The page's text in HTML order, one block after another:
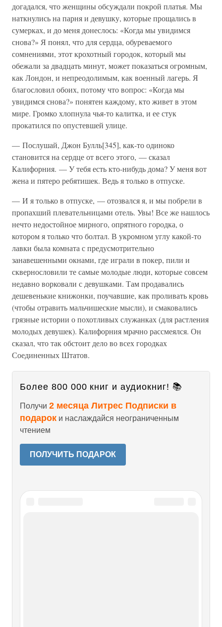
догадался, что женщины обсуждали покрой платья. Мы
наткнулись на парня и девушку, которые прощались в
сумерках, и до меня донеслось: «Когда мы увидимся
снова?» Я понял, что для сердца, обуреваемого
сомнениями, этот крохотный городок, который мы
обежали за двадцать минут, может показаться огромным,
как Лондон, и непреодолимым, как военный лагерь. Я
благословил обоих, потому что вопрос: «Когда мы
увидимся снова?» понятен каждому, кто живет в этом
мире. Громко хлопнула чья-то калитка, и ее стук
прокатился по опустевшей улице.
— Послушай, Джон Булль[345], как-то одиноко
становится на сердце от всего этого, — сказал
Калифорния. — У тебя есть кто-нибудь дома? У меня вот
жена и пятеро ребятишек. Ведь я только в отпуске.
— И я только в отпуске, — отозвался я, и мы побрели в
пропахший плевательницами отель. Увы! Все же нашлось
нечто недостойное мирного, опрятного городка, о
котором я только что болтал. В укромном углу какой-то
лавки была комната с предусмотрительно
занавешенными окнами, где играли в покер, пили и
сквернословили те самые молодые люди, которые совсем
недавно ворковали с девушками. Там продавались
дешевенькие книжонки, поучавшие, как проливать кровь
(чтобы отравить мальчишеские мысли), и смаковались
грязные истории о похотливых служанках (для растления
молодых девушек). Калифорния мрачно рассмеялся. Он
сказал, что так обстоит дело во всех городках
Соединенных Штатов.
Более 800 000 книг и аудиокниг! 📚
Получи 2 месяца Литрес Подписки в
подарок и наслаждайся неограниченным
чтением
ПОЛУЧИТЬ ПОДАРОК